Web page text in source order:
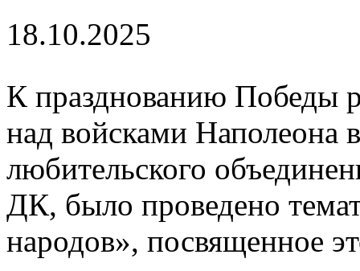
18.10.2025
К празднованию Победы
над войсками Наполеона
любительского
ДК, было проведено
народов», посвященное